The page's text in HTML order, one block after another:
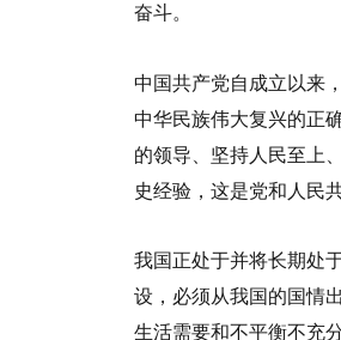
奋斗。
中国共产党自成立以来
中华民族伟大复兴的正
的领导、坚持人民至上
史经验，这是党和人民
我国正处于并将长期处
设，必须从我国的国情
生活需要和不平衡不充